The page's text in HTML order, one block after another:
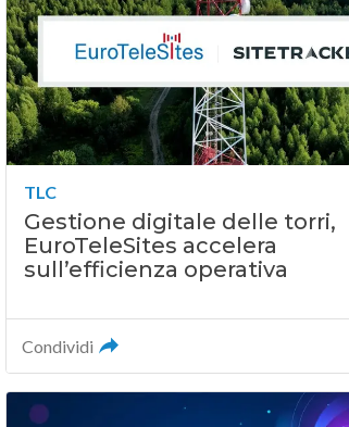
TLC
Gestione digitale delle torri,
EuroTeleSites accelera
sull’efficienza operativa
Condividi